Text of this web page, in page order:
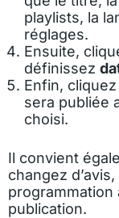
playlists, la
réglages.
Ensuite,
définissez
Enfin,
sera publiée
choisi.
Il convient
changez
programmation
publication.